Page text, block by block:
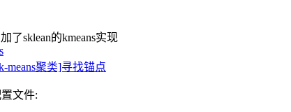
了sklean的kmeans实现
means聚类]寻找锚点
文件: